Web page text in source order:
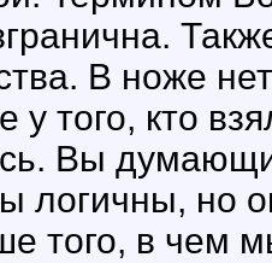
В ноже
у того, кто
Вы
логичны, но
того, в чем